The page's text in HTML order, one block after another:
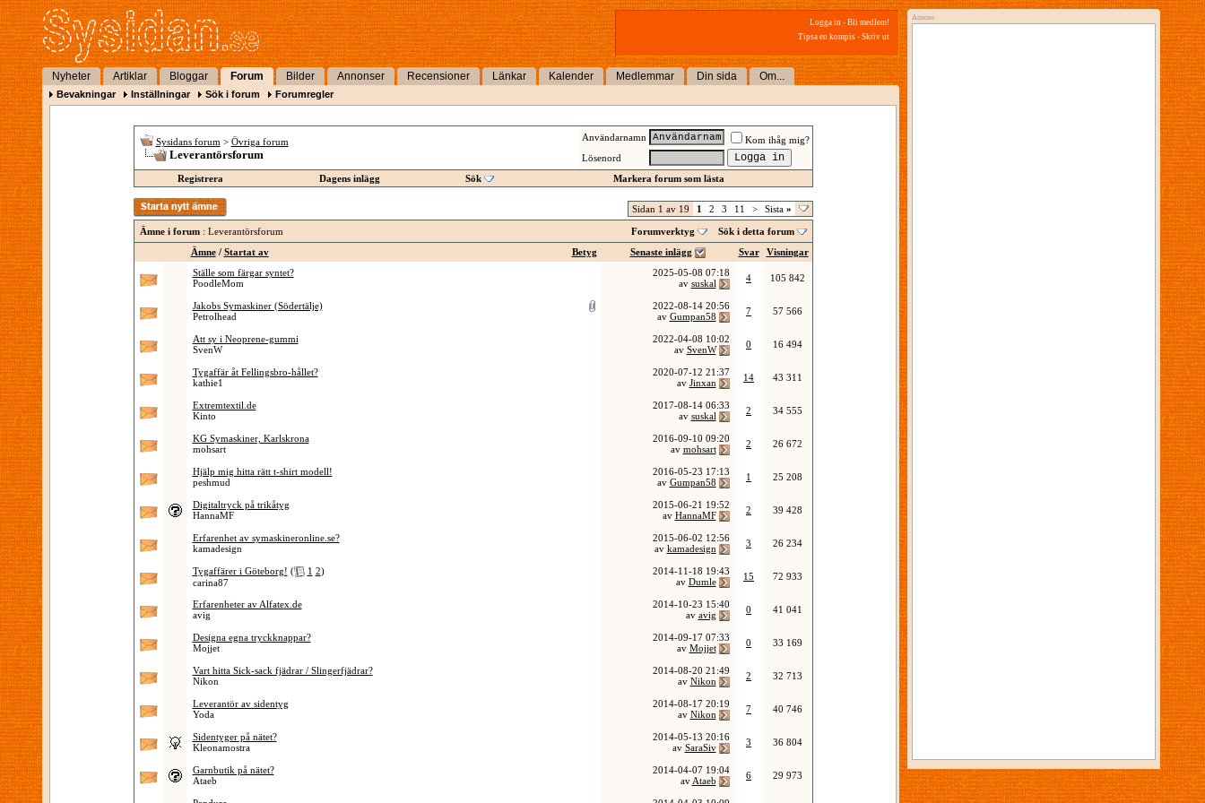
Logga in - Bli medlem!
Tipsa en kompis - Skriv ut
Nyheter Artiklar Bloggar Forum Bilder Annonser Recensioner Länkar Kalender Medlemmar Din sida Om...
Bevakningar Inställningar Sök i forum Forumregler
Sysidans forum > Övriga forum
Leverantörsforum
Användarnamn
Kom ihåg mig?
Lösenord
Registrera
Dagens inlägg Sök Markera forum som lästa
Sidan 1 av 19 1 2 3 11 > Sista »
Ämne i forum: Leverantörsforum Forumverktyg
Sök i detta forum
Betyg
Ämne/ Startat av Senaste inlägg Svar
Visningar
Ställe som färgar syntet?
PoodleMom
2025-05-08 07:18
av suskal 4 105 842
Jakobs Symaskiner (Södertälje)
Petrolhead
2022-08-14 20:56
av Gumpan58 7 57 566
Att sy i Neoprene-gummi
SvenW
2022-04-08 10:02
av SvenW 0 16 494
Tygaffär åt Fellingsbro-hållet?
kathie1
2020-07-12 21:37
av Jinxan 14 43 311
Extremtextil.de
Kinto
2017-08-14 06:33
av suskal 2 34 555
KG Symaskiner, Karlskrona
mohsart
2016-09-10 09:20
av mohsart 2 26 672
Hjälp mig hitta rätt t-shirt modell!
peshmud
2016-05-23 17:13
av Gumpan58 1 25 208
Digitaltryck på trikåtyg
HannaMF
2015-06-21 19:52
av HannaMF 2 39 428
Erfarenhet av symaskineronline.se?
kamadesign
2015-06-02 12:56
av kamadesign 3 26 234
Tygaffärer i Göteborg! ( 1 2)
carina87
2014-11-18 19:43
av Dumle 15 72 933
Erfarenheter av Alfatex.de
avig
2014-10-23 15:40
av avig 0 41 041
Designa egna tryckknappar?
Mojjet
2014-09-17 07:33
av Mojjet 0 33 169
Vart hitta Sick-sack fjädrar / Slingerfjädrar?
Nikon
2014-08-20 21:49
av Nikon 2 32 713
Leverantör av sidentyg
Yoda
2014-08-17 20:19
av Nikon 7 40 746
Sidentyger på nätet?
Kleonamostra
2014-05-13 20:16
av SaraSiv 3 36 804
Garnbutik på nätet?
Ataeb
2014-04-07 19:04
av Ataeb 6 29 973
Annons